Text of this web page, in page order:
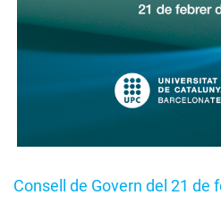
Consell de Govern del 21 de